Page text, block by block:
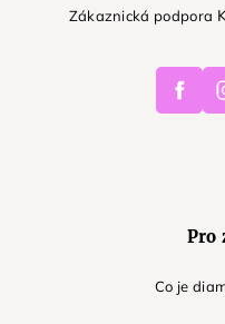
Zákaznická podpora
Pro
Co je